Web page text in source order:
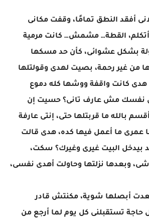
أفقد النطق تمامًا، وقفت مكانى
القطة… مشمش… كانت مرمية
بشكل عشوائى، كأن حد مسكها
غير رحمة، بصيت لهدى وقولتلها
هدى كانت واقفة ووشها كله دموع
نفسك مش عارف تانى؟ حسيت إن
بالله ما قربتلها حتى، إنتى عارفة
عمرى ما أعمل فيها كده، هدى قالت
بيدخل البيت غيرى وغيرك؟ سكت،
وبعدها نزلتها وحاولت أهدى نفسى،
أبصلها شوية، مكنتش قادر
حاجة تستقبلنى كل يوم لما أرجع من